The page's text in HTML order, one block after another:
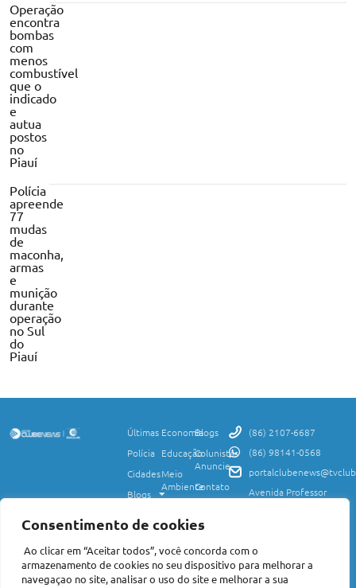
Consentimento de cookies
Ao clicar em “Aceitar todos”, você concorda com o
armazenamento de cookies no seu dispositivo para melhorar a
navegaçao no site, analisar o uso do site e melhorar a sua
Operação
encontra
bombas
com
menos
combustível
que o
indicado
e
autua
postos
no
Piauí
Polícia
apreende
77
mudas
de
maconha,
armas
e
munição
durante
operação
no Sul
do
Piauí
Últimas
Polícia
Cidades
Blogs
Política
Concursos
Economia
Educação
Meio
Ambiente
Saúde
Mundo
Agro
Blogs
Colunistas
Anuncie
Contato
de Uso
Transparência
(86) 2107-6687
(86) 98141-0568
Avenida Professor